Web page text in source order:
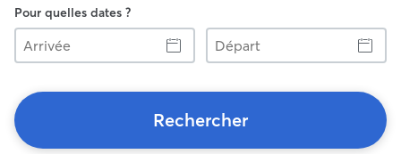
Pour quelles dates ?
Arrivée
Départ
Rechercher